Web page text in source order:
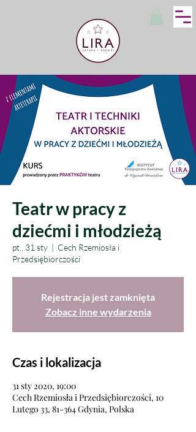
Teatr w pracy z
dziećmi i młodzieżą
pt., 31 sty
  |
Cech Rzemiosła i
Przedsiębiorczości
Rejestracja jest zamknięta
Zobacz inne wydarzenia
Czas i lokalizacja
31 sty 2020, 19:00
Cech Rzemiosła i Przedsiębiorczości, 10
Lutego 33, 81-364 Gdynia, Polska